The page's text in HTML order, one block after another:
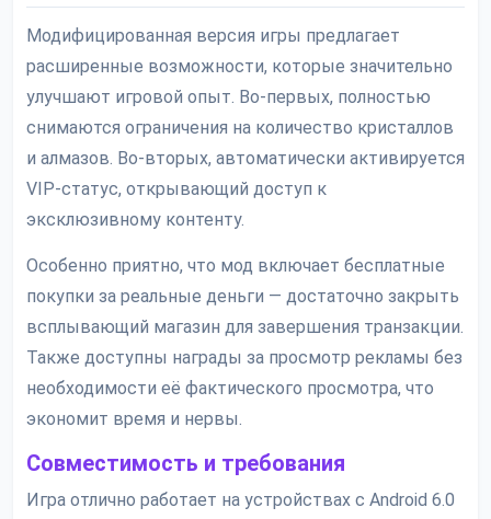
Модифицированная версия игры предлагает
расширенные возможности, которые значительно
улучшают игровой опыт. Во-первых, полностью
снимаются ограничения на количество кристаллов
и алмазов. Во-вторых, автоматически активируется
VIP-статус, открывающий доступ к
эксклюзивному контенту.
Особенно приятно, что мод включает бесплатные
покупки за реальные деньги — достаточно закрыть
всплывающий магазин для завершения транзакции.
Также доступны награды за просмотр рекламы без
необходимости её фактического просмотра, что
экономит время и нервы.
Совместимость и требования
Игра отлично работает на устройствах с Android 6.0